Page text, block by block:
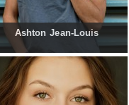
Ashton Jean-Louis